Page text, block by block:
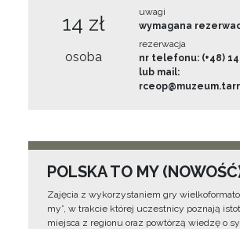
14 zł
osoba
uwagi
wymagana
rezerwacja
nr telefonu: (+48) 14
lub mail:
POLSKA TO MY
Zajęcia z wykorzystaniem gry
my”, w trakcie której uczestnicy poznają
miejsca z regionu oraz powtórzą wiedzę o